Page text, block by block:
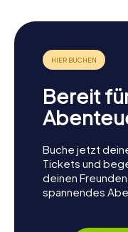
Bereit
Buche jetzt
Tickets und
deinen
spannendes